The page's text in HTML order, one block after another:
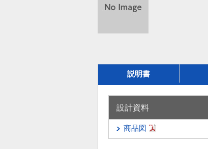
説明書
設計資料
商品図